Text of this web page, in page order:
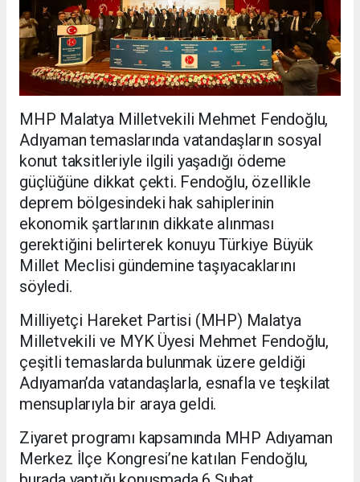
MHP Malatya Milletvekili Mehmet Fendoğlu,
Adıyaman temaslarında vatandaşların sosyal
konut taksitleriyle ilgili yaşadığı ödeme
güçlüğüne dikkat çekti. Fendoğlu, özellikle
deprem bölgesindeki hak sahiplerinin
ekonomik şartlarının dikkate alınması
gerektiğini belirterek konuyu Türkiye Büyük
Millet Meclisi gündemine taşıyacaklarını
söyledi.
Milliyetçi Hareket Partisi (MHP) Malatya
Milletvekili ve MYK Üyesi Mehmet Fendoğlu,
çeşitli temaslarda bulunmak üzere geldiği
Adıyaman’da vatandaşlarla, esnafla ve teşkilat
mensuplarıyla bir araya geldi.
Ziyaret programı kapsamında MHP Adıyaman
Merkez İlçe Kongresi’ne katılan Fendoğlu,